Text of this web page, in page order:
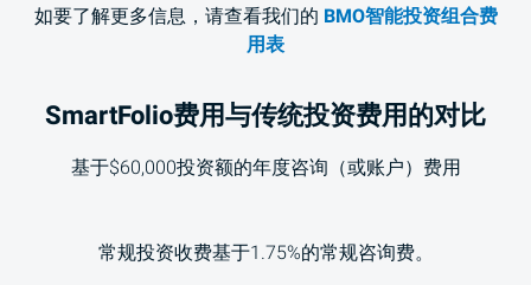
如要了解更多信息，请查看我们的 BMO智能投资组合费
用表
SmartFolio费用与传统投资费用的对比
基于$60,000投资额的年度咨询（或账户）费用
常规投资收费基于1.75%的常规咨询费。